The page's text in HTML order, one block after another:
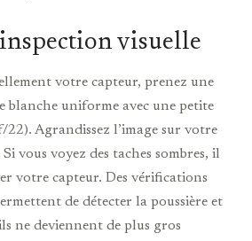
visuelle
votre capteur, prenez une
blanche uniforme avec une petite
Agrandissez l’image sur votre
vous voyez des taches sombres, il
votre capteur. Des vérifications
de détecter la poussière et
ne deviennent de plus gros